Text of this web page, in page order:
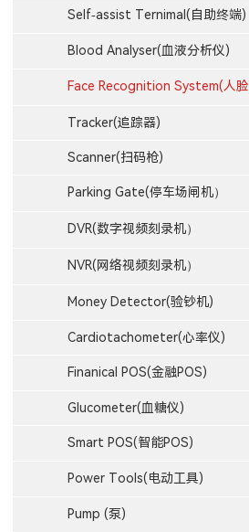
Self-assist Ternimal(自助终端)
Blood Analyser(血液分析仪)
Face Recognition System(人脸
Tracker(追踪器)
Scanner(扫码枪)
Parking Gate(停车场闸机）
DVR(数字视频刻录机）
NVR(网络视频刻录机）
Money Detector(验钞机)
Cardiotachometer(心率仪)
Finanical POS(金融POS)
Glucometer(血糖仪)
Smart POS(智能POS)
Power Tools(电动工具)
Pump (泵)